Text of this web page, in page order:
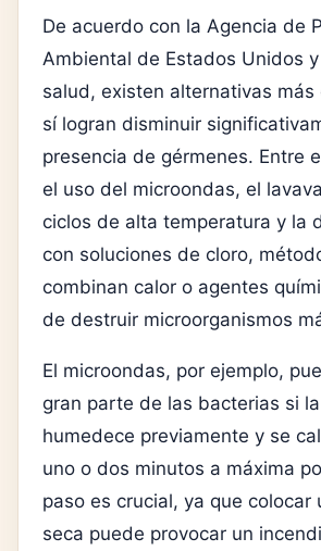
De acuerdo con la Agencia de
Ambiental de Estados Unidos
salud, existen alternativas más
sí logran disminuir
presencia de gérmenes. Entre
el uso del microondas, el
ciclos de alta temperatura y la
con soluciones de cloro,
combinan calor o agentes
de destruir microorganismos
El microondas, por ejemplo,
gran parte de las bacterias si
humedece previamente y se
uno o dos minutos a máxima
paso es crucial, ya que colocar
seca puede provocar un